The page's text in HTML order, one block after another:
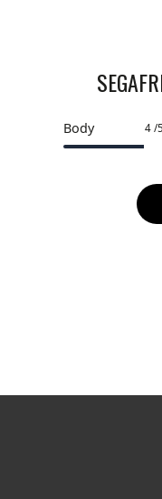
Body 4 /5